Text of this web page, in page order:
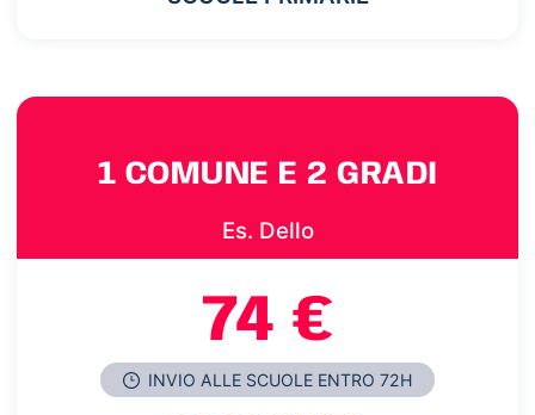
1 COMUNE E 2 GRADI
Es. Dello
74 €
INVIO ALLE SCUOLE ENTRO 72H